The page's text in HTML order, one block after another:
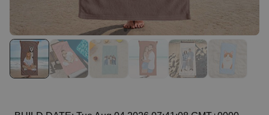
plus de 2.400
exemplaires
vendus
29,99 €